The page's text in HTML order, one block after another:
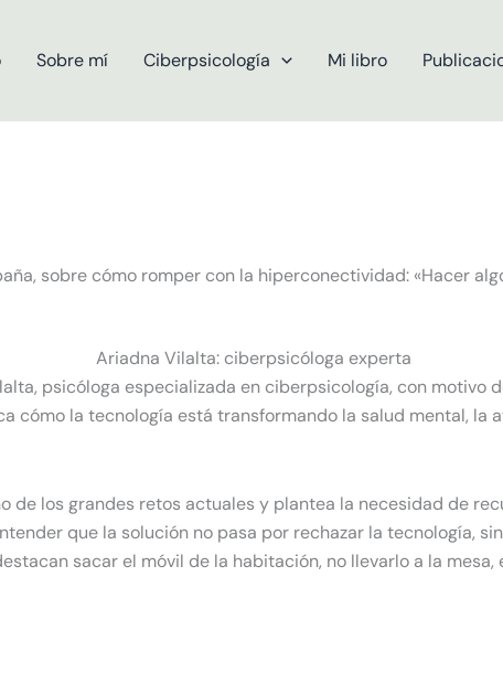
Sobre mí Ciberpsicología Mi libro
sobre cómo romper con la hiperconectividad: «Hacer
psicóloga especializada en ciberpsicología, con motivo
cómo la tecnología está transformando la salud mental, la
de los grandes retos actuales y plantea la necesidad de
que la solución no pasa por rechazar la tecnología,
sacar el móvil de la habitación, no llevarlo a la